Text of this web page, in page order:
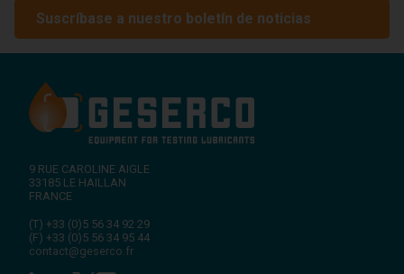
Suscríbase a nuestro boletín de noticias
9 RUE CAROLINE AIGLE
33185 LE HAILLAN
FRANCE
(T) +33 (0)5 56 34 92 29
(F) +33 (0)5 56 34 95 44
contact@geserco.fr